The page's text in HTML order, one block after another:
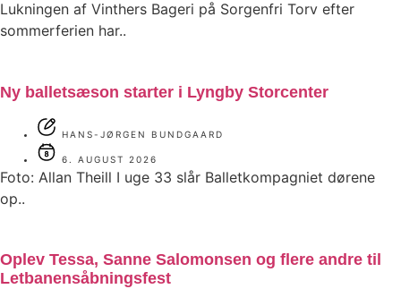
Lukningen af Vinthers Bageri på Sorgenfri Torv efter
sommerferien har..
Ny balletsæson starter i Lyngby Storcenter
HANS-JØRGEN BUNDGAARD
6. AUGUST 2026
Foto: Allan Theill I uge 33 slår Balletkompagniet dørene
op..
Oplev Tessa, Sanne Salomonsen og flere andre til
Letbanensåbningsfest